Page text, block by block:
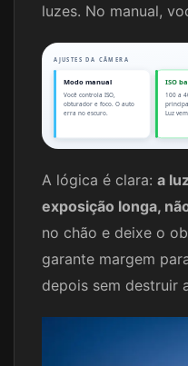
luzes. No manual,
AJUSTES DA CÂMERA
Modo manual
Você controla ISO,
obturador e foco. O auto
erra no escuro.
ISO
100 a
Luz
A lógica é clara: a
exposição longa,
no chão e deixe o
garante margem
depois sem destruir